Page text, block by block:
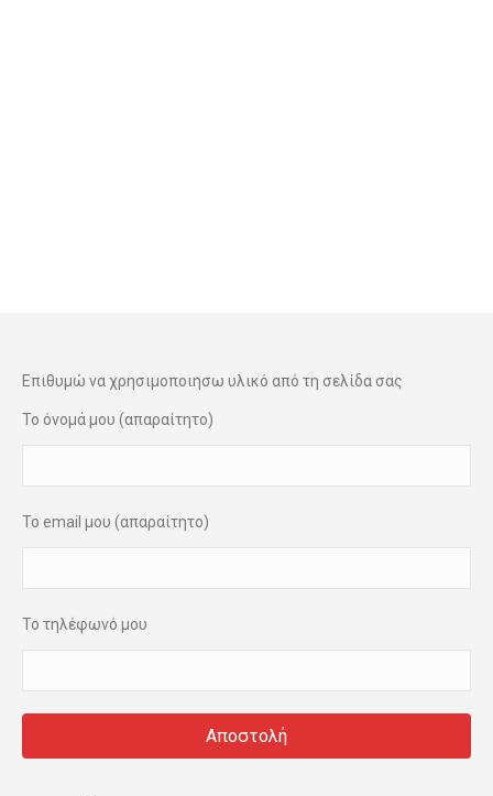
Επιθυμώ να χρησιμοποιησω υλικό από τη σελίδα σας
Το όνομά μου (απαραίτητο)
Το email μου (απαραίτητο)
Το τηλέφωνό μου